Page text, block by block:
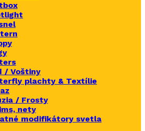
/ Voštiny
plachty & Textílie
/ Frosty
nety
modifikátory svetla